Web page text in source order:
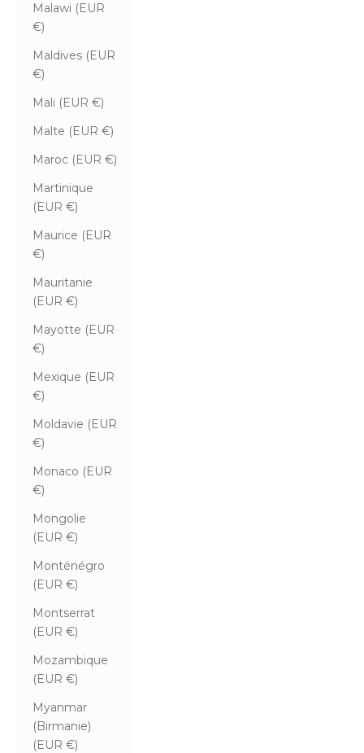
Malawi (EUR
€)
Maldives (EUR
€)
Mali (EUR €)
Malte (EUR €)
Maroc (EUR €)
Martinique
(EUR €)
Maurice (EUR
€)
Mauritanie
(EUR €)
Mayotte (EUR
€)
Mexique (EUR
€)
Moldavie (EUR
€)
Monaco (EUR
€)
Mongolie
(EUR €)
Monténégro
(EUR €)
Montserrat
(EUR €)
Mozambique
(EUR €)
Myanmar
(Birmanie)
(EUR €)